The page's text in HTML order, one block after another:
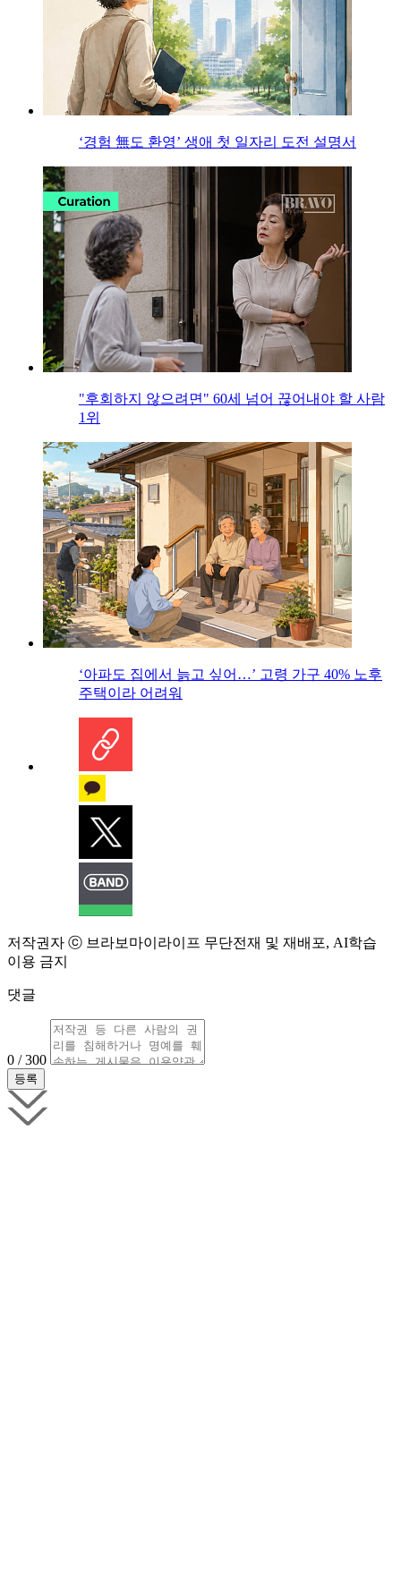
‘경험 無도 환영’ 생애 첫 일자리 도전 설명서
"후회하지 않으려면" 60세 넘어 끊어내야 할 사람
1위
‘아파도 집에서 늙고 싶어…’ 고령 가구 40% 노후
주택이라 어려워
저작권자 ⓒ 브라보마이라이프 무단전재 및 재배포, AI학습
이용 금지
댓글
0 / 300